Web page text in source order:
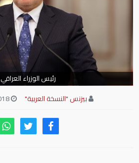
رئيس الوزراء العراقي
بيزنس "النسخة العربية"
March 03, 2018